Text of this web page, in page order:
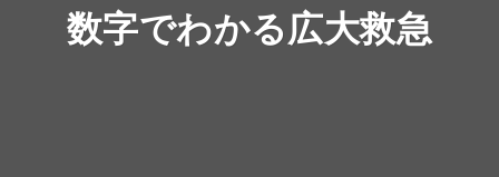
数字でわかる広大救急